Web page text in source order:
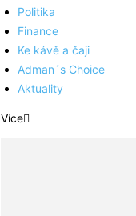
Politika
Finance
Ke kávě a čaji
Adman´s Choice
Aktuality
Více